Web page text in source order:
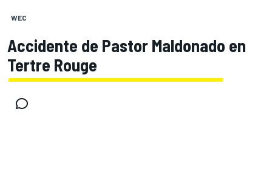
WEC
Accidente de Pastor Maldonado en
Tertre Rouge